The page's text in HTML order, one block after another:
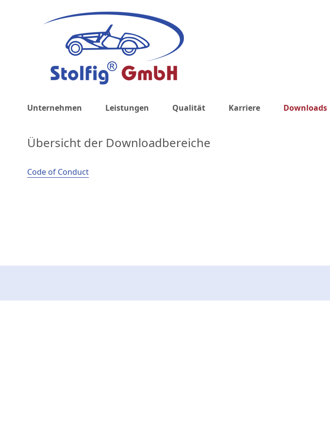
Hauptnavigation
Unternehmen Leistungen Qualität Karriere Downloads
Übersicht der Downloadbereiche
Code of Conduct